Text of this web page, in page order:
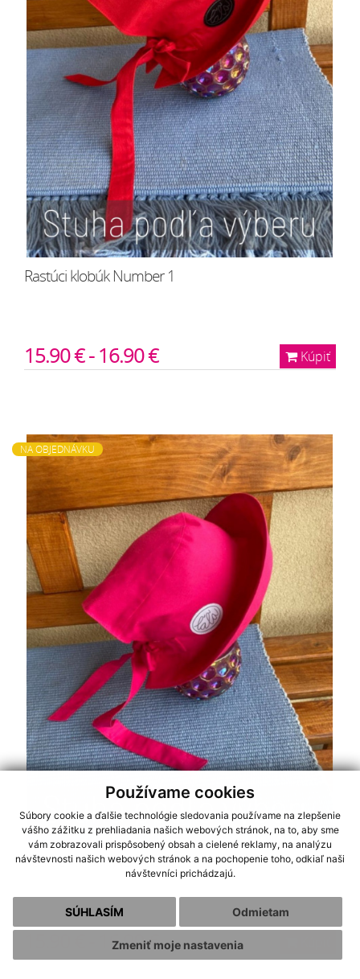
Používame cookies
Súbory cookie a ďalšie technológie sledovania používame na zlepšenie
vášho zážitku z prehliadania našich webových stránok, na to, aby sme
vám zobrazovali prispôsobený obsah a cielené reklamy, na analýzu
návštevnosti našich webových stránok a na pochopenie toho, odkiaľ naši
návštevníci prichádzajú.
SÚHLASÍM Odmietam
Zmeniť moje nastavenia
Rastúci klobúk Number 1
Kúpiť
15.90 € - 16.90 €
NA OBJEDNÁVKU
Rastúci klobúk Number 1
15.90 € - 16.90 €